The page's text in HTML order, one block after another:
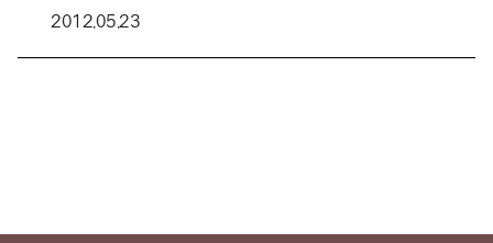
2012.05.23